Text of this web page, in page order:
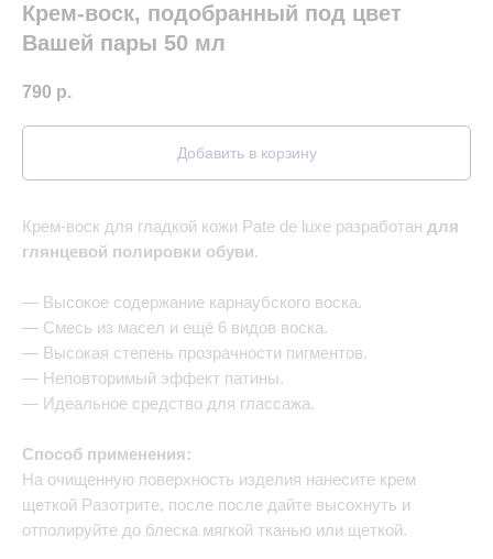
Крем-воск, подобранный под цвет
Вашей пары 50 мл
790 р.
Добавить в корзину
Крем-воск для гладкой кожи Pate de luxe разработан для
глянцевой полировки обуви.
— Высокое содержание карнаубского воска.
— Смесь из масел и ещё 6 видов воска.
— Высокая степень прозрачности пигментов.
— Неповторимый эффект патины.
— Идеальное средство для глассажа.
Способ применения:
На очищенную поверхность изделия нанесите крем
щеткой Разотрите, после после дайте высохнуть и
отполируйте до блеска мягкой тканью или щеткой.